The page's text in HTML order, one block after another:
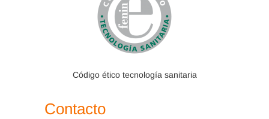
Código ético tecnología sanitaria
Contacto